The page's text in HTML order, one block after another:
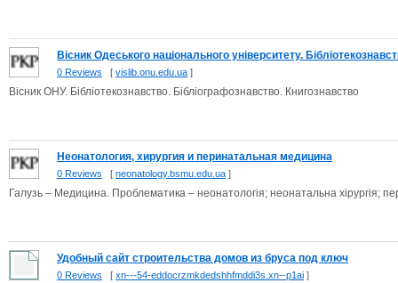
Вісник Одеського національного університету.
0 Reviews [ vislib.onu.edu.ua ]
Вісник ОНУ. Бібліотекознавство. Бібліографознавство. Книгознавство
Неонатология, хирургия и перинатальная медицина
0 Reviews [ neonatology.bsmu.edu.ua ]
Галузь – Медицина. Проблематика – неонатологія; неонатальна хірургія;
Удобный сайт строительства домов из бруса под ключ
0 Reviews [ xn---54-eddocrzmkdedshhfmddi3s.xn--p1ai ]